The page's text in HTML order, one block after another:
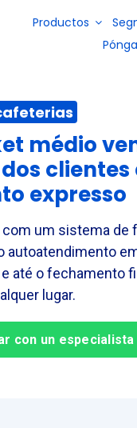
Productos
Solución de
de
y
office
bares y
restaurantes
Solución
para la
gestión de
inventarios,
fiscal y de
en las
industrias
colectivas
nóminas
externalizados
en
electrónicos
médio
clientes
expresso
um sistema de
autoatendimento
até o fechamento
lugar.
con un especialista